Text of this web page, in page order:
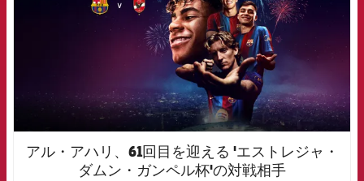
アル・アハリ、61回目を迎える 'エストレジャ・
ダムン・ガンペル杯'の対戦相手